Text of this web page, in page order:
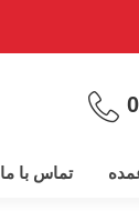
تماس با ما